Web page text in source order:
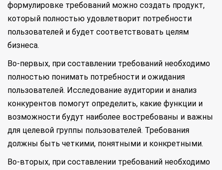
формулировке требований можно создать продукт,
который полностью удовлетворит потребности
пользователей и будет соответствовать целям
бизнеса.
Во-первых, при составлении требований необходимо
полностью понимать потребности и ожидания
пользователей. Исследование аудитории и анализ
конкурентов помогут определить, какие функции и
возможности будут наиболее востребованы и важны
для целевой группы пользователей. Требования
должны быть четкими, понятными и конкретными.
Во-вторых, при составлении требований необходимо